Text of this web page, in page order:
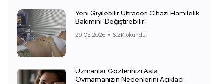
Yeni Giyilebilir Ultrason Cihazı Hamilelik
Bakımını 'Değiştirebilir'
29.05.2026 6.2K okundu.
Uzmanlar Gözlerinizi Asla
Ovmamanızın Nedenlerini Açıkladı